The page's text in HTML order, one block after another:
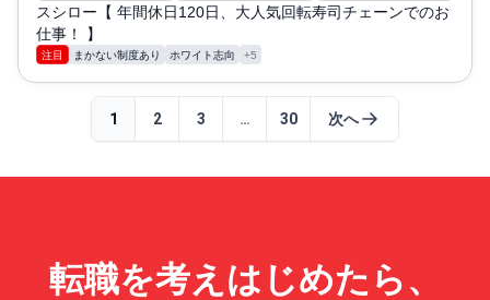
スシロー【 年間休日120日、大人気回転寿司チェーンでのお
仕事！ 】
注目 まかない制度あり ホワイト志向 +5
1 2 3 … 30 次へ
転職を考えはじめたら、